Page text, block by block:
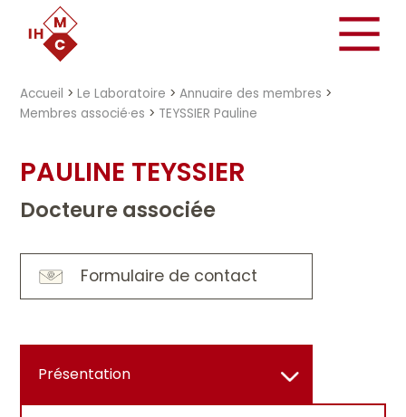
Accueil >Le Laboratoire >Annuaire des membres >
Membres associé·es > TEYSSIER Pauline
PAULINE TEYSSIER
Docteure associée
Formulaire de contact
Présentation